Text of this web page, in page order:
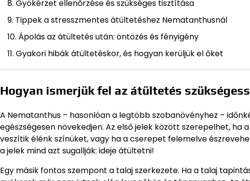
Gyökérzet ellenőrzése és szükséges tisztítása
Tippek a stresszmentes átültetéshez Nematanthusnál
Ápolás az átültetés után: öntözés és fényigény
Gyakori hibák átültetéskor, és hogyan kerüljük el őket
Hogyan ismerjük fel az átültetés
A Nematanthus – hasonlóan a legtöbb szobanövényhez –
egészségesen növekedjen. Az első jelek között szerepelhet, ha
veszítik élénk színüket, vagy ha a cserepet felemelve
a jelek mind azt sugallják: ideje átültetni!
Egy másik fontos szempont a talaj szerkezete. Ha a talaj